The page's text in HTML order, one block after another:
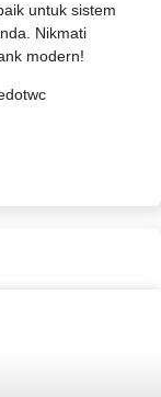
untuk sistem
Nikmati
modern!